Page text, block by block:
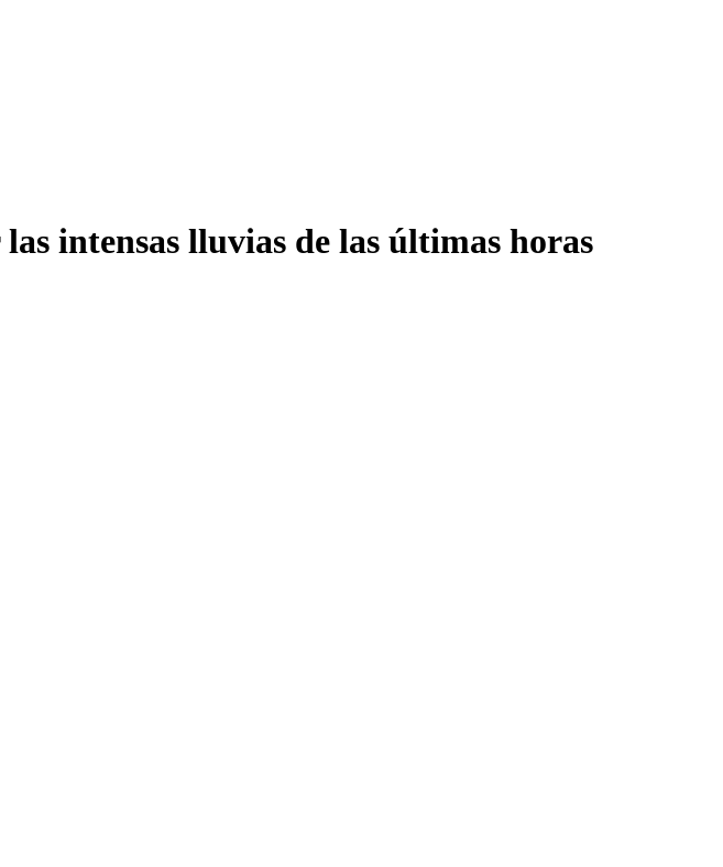
intensas lluvias de las últimas horas